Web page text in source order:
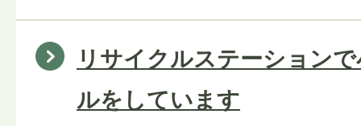
リサイクルステーション
ルをしています